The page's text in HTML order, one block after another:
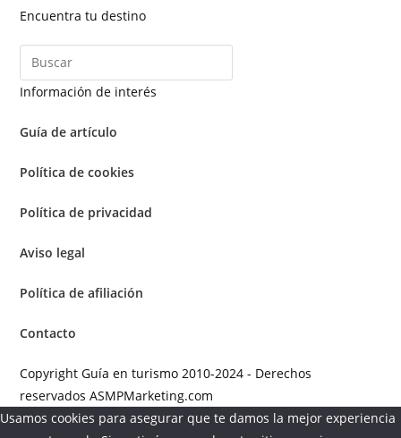
Encuentra tu destino
Información de interés
Guía de artículo
Política de cookies
Política de privacidad
Aviso legal
Política de afiliación
Contacto
Copyright Guía en turismo 2010-2024 - Derechos
reservados ASMPMarketing.com
Usamos cookies para asegurar que te damos la mejor experiencia